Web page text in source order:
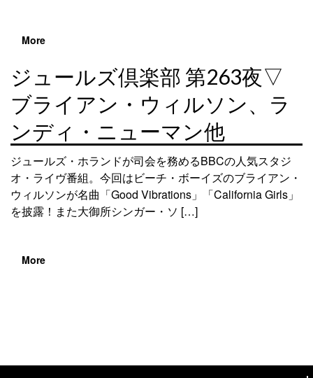
More
ジュールズ倶楽部 第263夜▽
ブライアン・ウィルソン、ラ
ンディ・ニューマン他
ジュールズ・ホランドが司会を務めるBBCの人気スタジ
オ・ライヴ番組。今回はビーチ・ボーイズのブライアン・
ウィルソンが名曲「Good Vibrations」「California Girls」
を披露！また大御所シンガー・ソ […]
More